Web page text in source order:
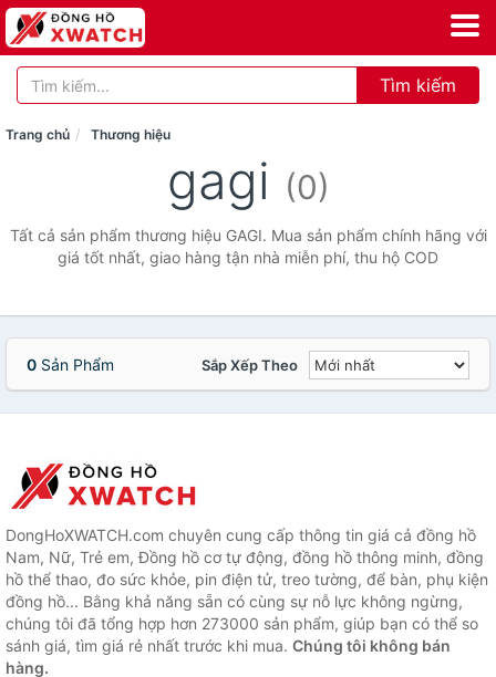
Tìm kiếm
Trang chủ Thương hiệu
gagi (0)
Tất cả sản phẩm thương hiệu GAGI. Mua sản phẩm chính hãng với
giá tốt nhất, giao hàng tận nhà miễn phí, thu hộ COD
0 Sản Phẩm Sắp Xếp Theo
DongHoXWATCH.com chuyên cung cấp thông tin giá cả đồng hồ
Nam, Nữ, Trẻ em, Đồng hồ cơ tự động, đồng hồ thông minh, đồng
hồ thể thao, đo sức khỏe, pin điện tử, treo tường, để bàn, phụ kiện
đồng hồ... Bằng khả năng sẵn có cùng sự nỗ lực không ngừng,
chúng tôi đã tổng hợp hơn 273000 sản phẩm, giúp bạn có thể so
sánh giá, tìm giá rẻ nhất trước khi mua. Chúng tôi không bán
hàng.